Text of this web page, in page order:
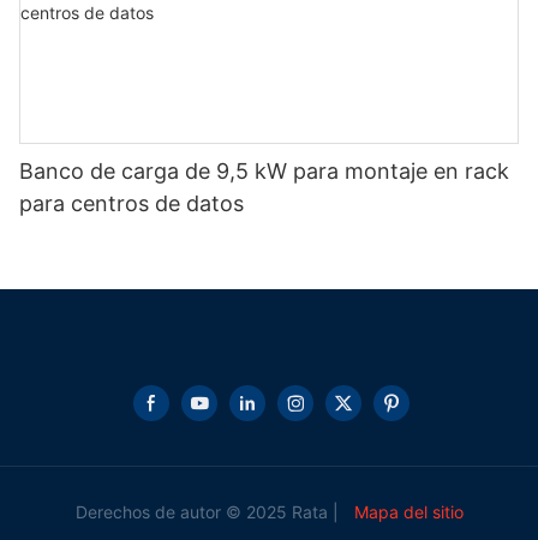
Banco de carga de 9,5 kW para montaje en rack
para centros de datos
Derechos de autor © 2025 Rata | Mapa del sitio